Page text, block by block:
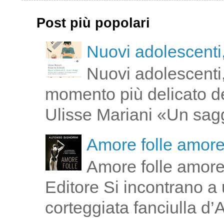
Post più popolari
Nuovi
Nuovi
momento più delicato
Ulisse Mariani «Un
Amore folle
Amore folle
Editore Si incontrano
corteggiata fanciulla